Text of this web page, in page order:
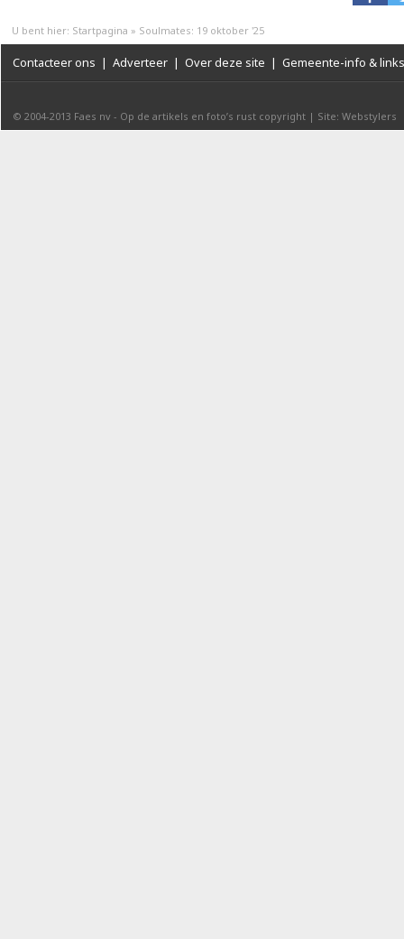
U bent hier: Startpagina » Soulmates: 19 oktober '25
Contacteer ons | Adverteer | Over deze site | Gemeente-info & links
© 2004-2013 Faes nv - Op de artikels en foto’s rust copyright | Site: Webstylers